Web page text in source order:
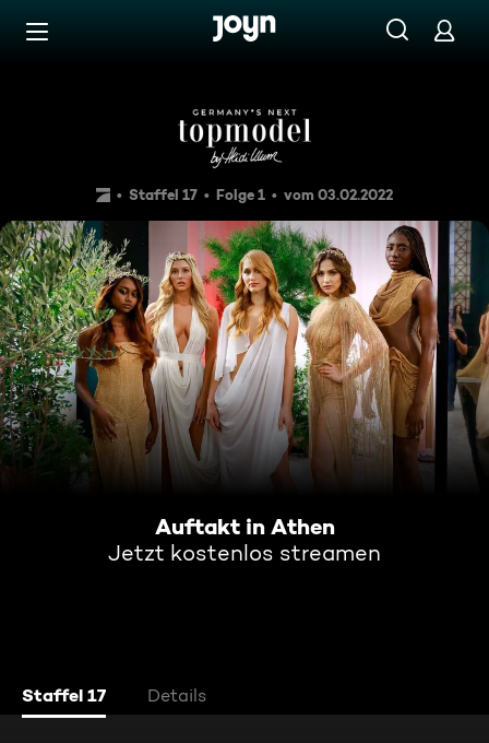
Zum Inhalt springen
Auftakt in Athen
Staffel 17 Folge 1 vom 03.02.2022
Auftakt in Athen
Jetzt kostenlos streamen
Staffel 17 Details